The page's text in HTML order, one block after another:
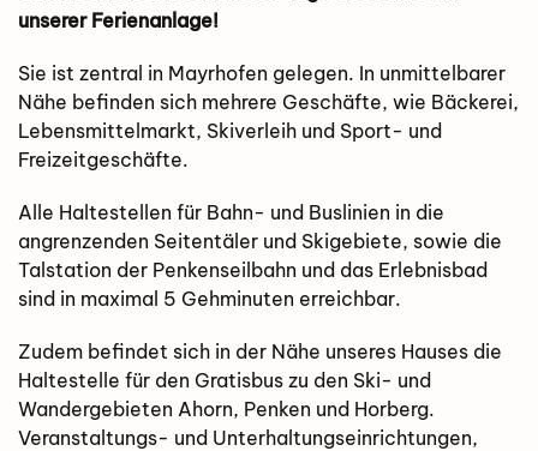
unserer Ferienanlage!
Sie ist zentral in Mayrhofen gelegen. In unmittelbarer
Nähe befinden sich mehrere Geschäfte, wie Bäckerei,
Lebensmittelmarkt, Skiverleih und Sport- und
Freizeitgeschäfte.
Alle Haltestellen für Bahn- und Buslinien in die
angrenzenden Seitentäler und Skigebiete, sowie die
Talstation der Penkenseilbahn und das Erlebnisbad
sind in maximal 5 Gehminuten erreichbar.
Zudem befindet sich in der Nähe unseres Hauses die
Haltestelle für den Gratisbus zu den Ski- und
Wandergebieten Ahorn, Penken und Horberg.
Veranstaltungs- und Unterhaltungseinrichtungen,